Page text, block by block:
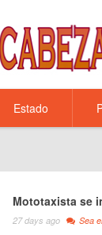
Estado
27 days ago Sea